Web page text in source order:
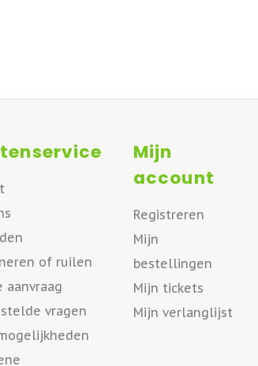
of ruilen
aanvraag
vragen
Mijn
account
Registreren
Mijn
bestellingen
Mijn tickets
Mijn verlanglijst